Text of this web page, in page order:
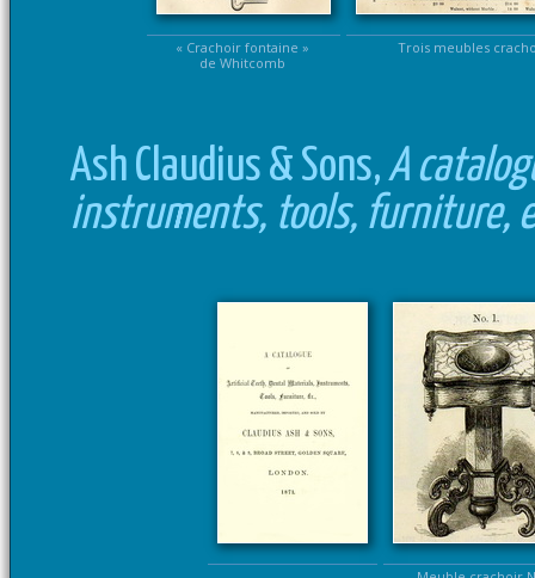
« Crachoir fontaine »
de Whitcomb
Trois meubles
Ash Claudius & Sons,A
instruments, tools, furniture,